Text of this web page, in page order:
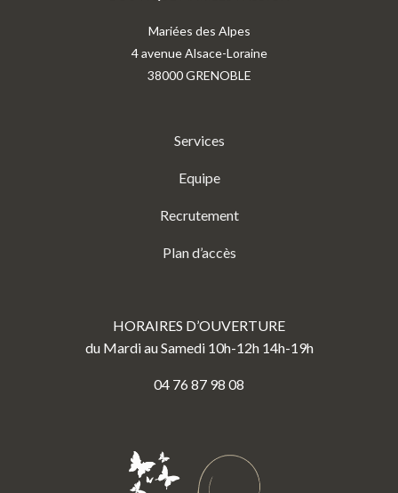
Mariées des Alpes
4 avenue Alsace-Loraine
38000 GRENOBLE
Services
Equipe
Recrutement
Plan d’accès
HORAIRES D’OUVERTURE
du Mardi au Samedi 10h-12h 14h-19h
04 76 87 98 08